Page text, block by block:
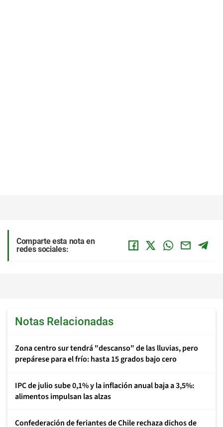
Comparte esta nota en
redes sociales:
Notas Relacionadas
Zona centro sur tendrá "descanso" de las lluvias, pero
prepárese para el frío: hasta 15 grados bajo cero
IPC de julio sube 0,1% y la inflación anual baja a 3,5%:
alimentos impulsan las alzas
Confederación de feriantes de Chile rechaza dichos de